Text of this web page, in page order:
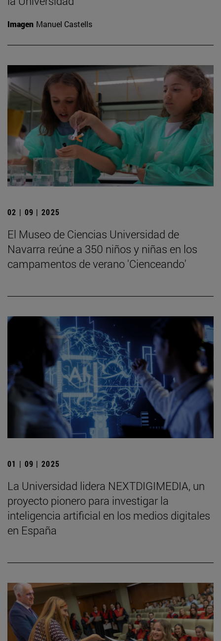
Imagen Manuel Castells
02 | 09 | 2025
El Museo de Ciencias Universidad de
Navarra reúne a 350 niños y niñas en los
campamentos de verano 'Cienceando'
01 | 09 | 2025
La Universidad lidera NEXTDIGIMEDIA, un
proyecto pionero para investigar la
inteligencia artificial en los medios digitales
en España